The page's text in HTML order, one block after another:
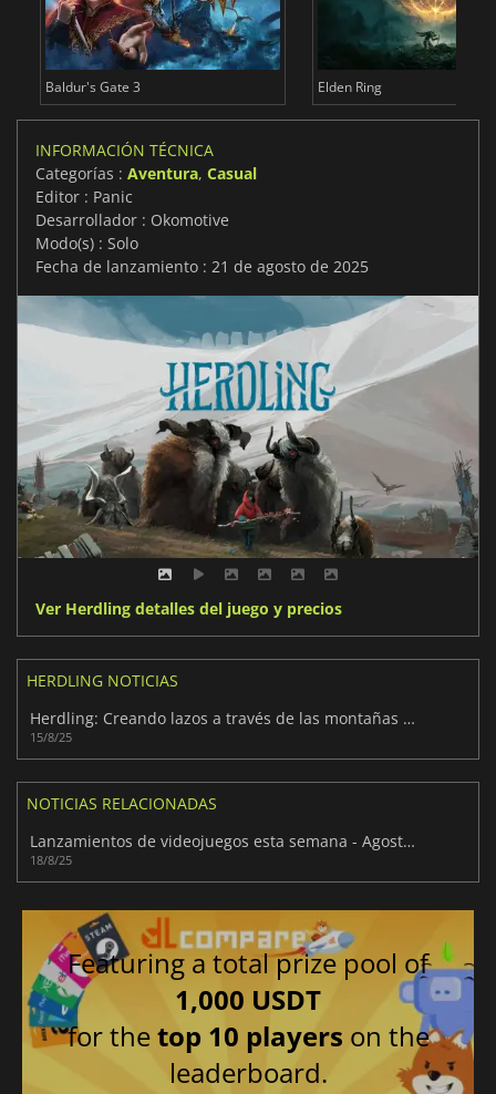
Baldur's Gate 3 Elden Ring
INFORMACIÓN TÉCNICA
Categorías : Aventura, Casual
Editor : Panic
Desarrollador : Okomotive
Modo(s) : Solo
Fecha de lanzamiento : 21 de agosto de 2025
Ver Herdling detalles del juego y precios
HERDLING NOTICIAS
Herdling: Creando lazos a través de las montañas salvajes
15/8/25
NOTICIAS RELACIONADAS
Lanzamientos de videojuegos esta semana - Agosto 2025 (Semana 34)
18/8/25
Featuring a total prize pool of
1,000 USDT
for thetop 10 players on the
leaderboard.